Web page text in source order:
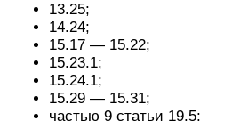
13.25;
14.24;
15.17 — 15.22;
15.23.1;
15.24.1;
15.29 — 15.31;
частью 9 статьи 19.5;